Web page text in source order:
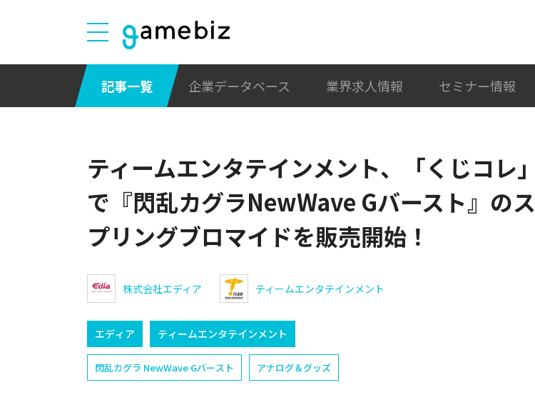
記事一覧 企業データベース 業界求人情報 セミナー情報
ティームエンタテインメント、「くじコレ」
で『閃乱カグラNewWave Gバースト』のス
プリングブロマイドを販売開始！
株式会社エディア ティームエンタテインメント
エディア ティームエンタテインメント
閃乱カグラ NewWave Gバースト アナログ＆グッズ